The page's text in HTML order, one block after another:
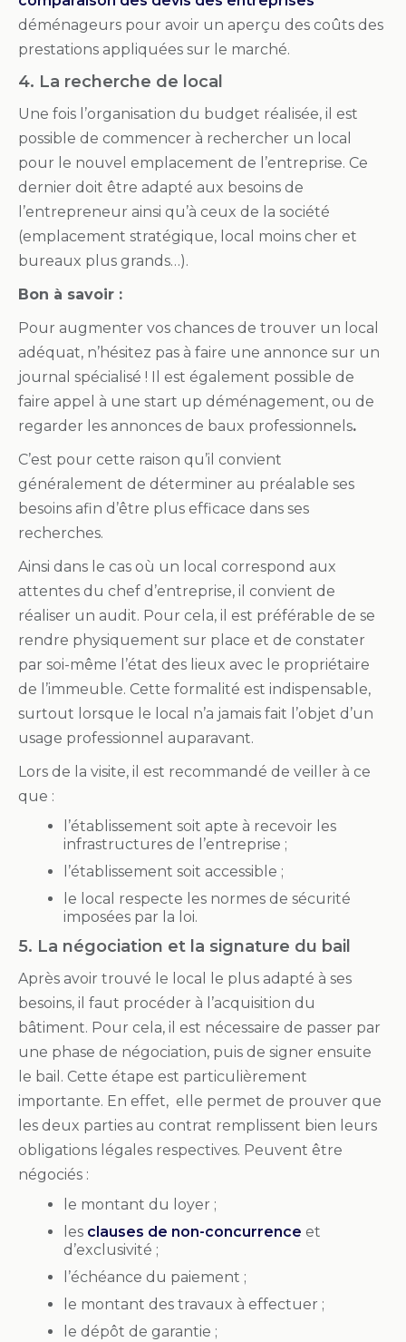
déménageurs pour avoir un aperçu des coûts des
prestations appliquées sur le marché.
4. La recherche de local
Une fois l’organisation du budget réalisée, il est
possible de commencer à rechercher un local
pour le nouvel emplacement de l’entreprise. Ce
dernier doit être adapté aux besoins de
l’entrepreneur ainsi qu’à ceux de la société
(emplacement stratégique, local moins cher et
bureaux plus grands…).
Bon à savoir :
Pour augmenter vos chances de trouver un local
adéquat, n’hésitez pas à faire une annonce sur un
journal spécialisé ! Il est également possible de
faire appel à une start up déménagement, ou de
regarder les annonces de baux professionnels.
C’est pour cette raison qu’il convient
généralement de déterminer au préalable ses
besoins afin d’être plus efficace dans ses
recherches.
Ainsi dans le cas où un local correspond aux
attentes du chef d’entreprise, il convient de
réaliser un audit. Pour cela, il est préférable de se
rendre physiquement sur place et de constater
par soi-même l’état des lieux avec le propriétaire
de l’immeuble. Cette formalité est indispensable,
surtout lorsque le local n’a jamais fait l’objet d’un
usage professionnel auparavant.
Lors de la visite, il est recommandé de veiller à ce
que :
l’établissement soit apte à recevoir les
infrastructures de l’entreprise ;
l’établissement soit accessible ;
le local respecte les normes de sécurité
imposées par la loi.
5. La négociation et la signature du bail
Après avoir trouvé le local le plus adapté à ses
besoins, il faut procéder à l’acquisition du
bâtiment. Pour cela, il est nécessaire de passer par
une phase de négociation, puis de signer ensuite
le bail. Cette étape est particulièrement
importante. En effet, elle permet de prouver que
les deux parties au contrat remplissent bien leurs
obligations légales respectives. Peuvent être
négociés :
le montant du loyer ;
les clauses de non-concurrence et
d’exclusivité ;
l’échéance du paiement ;
le montant des travaux à effectuer ;
le dépôt de garantie ;